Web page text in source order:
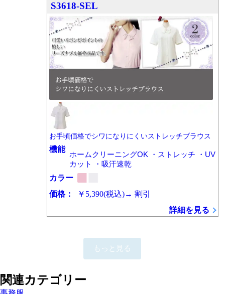
S3618-SEL
お手頃価格でシワになりにくいストレッチブラウス
機能
ホームクリーニングOK ・ストレッチ ・UV
カット ・吸汗速乾
カラー
価格：
￥5,390(税込)→割引
詳細を見る
もっと見る
関連カテゴリー